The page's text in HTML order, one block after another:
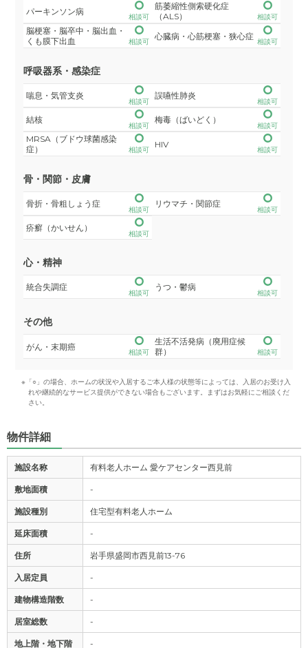
パーキンソン病
相談可
筋萎縮性側索硬化症
（ALS）
相談可
脳梗塞・脳卒中・脳出血・
くも膜下出血
相談可
心臓病・心筋梗塞・狭心症
相談可
呼吸器系・感染症
喘息・気管支炎
相談可
誤嚥性肺炎
相談可
結核
相談可
梅毒（ばいどく）
相談可
MRSA（ブドウ球菌感染
症）
相談可
HIV
相談可
骨・関節・皮膚
骨折・骨粗しょう症
相談可
リウマチ・関節症
相談可
疥癬（かいせん）
相談可
心・精神
統合失調症
相談可
うつ・鬱病
相談可
その他
がん・末期癌
相談可
生活不活発病（廃用症候
群）
相談可
※「○」の場合、ホームの状況や入居するご本人様の状態等によっては、入居のお受け入
れや継続的なサービス提供ができない場合もございます。まずはお気軽にご相談くだ
さい。
物件詳細
施設名称 有料老人ホーム 愛ケアセンター西見前
敷地面積 -
施設種別 住宅型有料老人ホーム
延床面積 -
住所 岩手県盛岡市西見前13-76
入居定員 -
建物構造階数 -
居室総数 -
地上階・地下階 -